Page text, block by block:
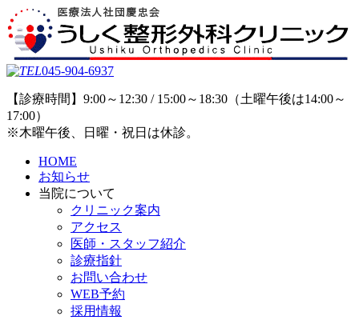
045-904-6937
【診療時間】9:00～12:30 / 15:00～18:30（土曜午後は14:00～
17:00）
※木曜午後、日曜・祝日は休診。
HOME
お知らせ
当院について
クリニック案内
アクセス
医師・スタッフ紹介
診療指針
お問い合わせ
WEB予約
採用情報